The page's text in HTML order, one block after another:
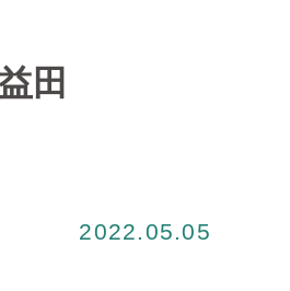
田
2022.05.05